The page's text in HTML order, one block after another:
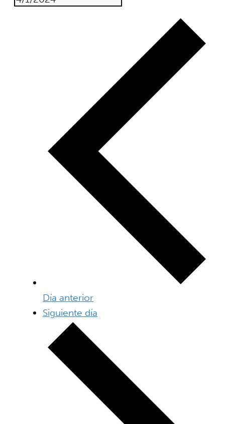
Día anterior
Siguiente día